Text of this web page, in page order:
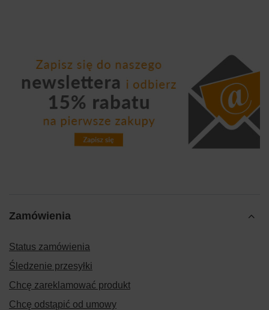
Zamówienia
Status zamówienia
Śledzenie przesyłki
Chcę zareklamować produkt
Chcę odstąpić od umowy